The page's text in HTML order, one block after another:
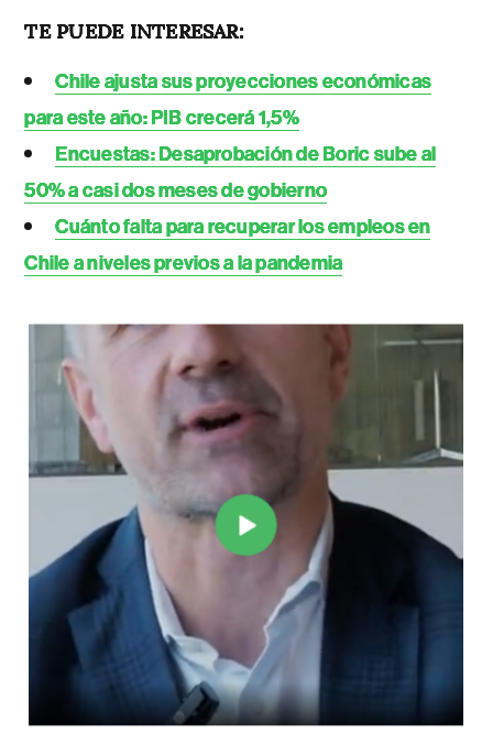
TE PUEDE INTERESAR:
Chile ajusta sus proyecciones económicas
para este año: PIB crecerá 1,5%
Encuestas: Desaprobación de Boric sube al
50% a casi dos meses de gobierno
Cuánto falta para recuperar los empleos en
Chile a niveles previos a la pandemia